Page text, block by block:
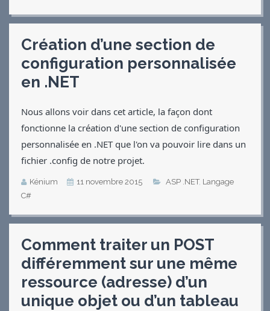
Création d’une section de
configuration personnalisée
en .NET
Nous allons voir dans cet article, la façon dont
fonctionne la création d'une section de configuration
personnalisée en .NET que l'on va pouvoir lire dans un
fichier .config de notre projet.
Kénium 11 novembre 2015 ASP .NET, Langage
C#
Comment traiter un POST
différemment sur une même
ressource (adresse) d’un
unique objet ou d’un tableau